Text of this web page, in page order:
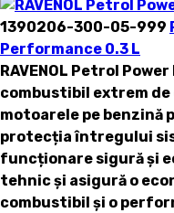
1390206-300-05-999
Performance 0.3 L
RAVENOL Petrol
combustibil extrem
motoarele pe benzină
protecția întregului
funcționare sigură și
tehnic și asigură o
combustibil și o